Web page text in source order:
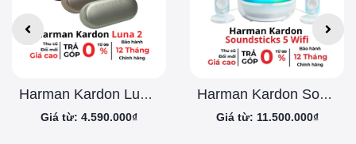
Harman Kardon Luna 2 Chính Hãng
Giá từ: 4.590.000₫
Harman Kardon Soundsticks 5 Wifi
Giá từ: 11.500.000₫